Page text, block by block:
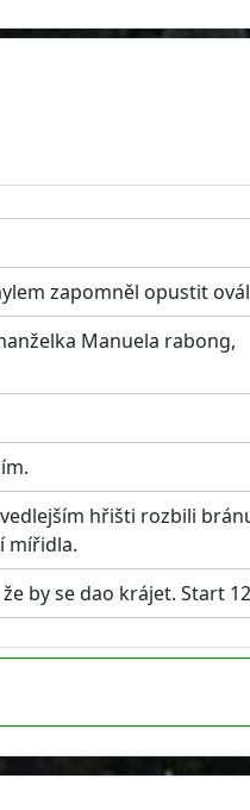
zapomněl opustit
Manuela rabong,
hřišti rozbili
mířidla.
by se dao krájet. Start